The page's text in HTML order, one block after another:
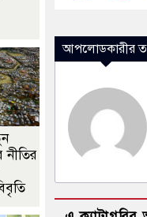
আপলোডকারীর
নীতির